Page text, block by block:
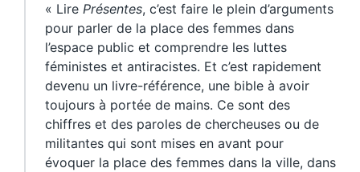
« Lire Présentes, c’est faire le plein d’arguments
pour parler de la place des femmes dans
l’espace public et comprendre les luttes
féministes et antiracistes. Et c’est rapidement
devenu un livre-référence, une bible à avoir
toujours à portée de mains. Ce sont des
chiffres et des paroles de chercheuses ou de
militantes qui sont mises en avant pour
évoquer la place des femmes dans la ville, dans